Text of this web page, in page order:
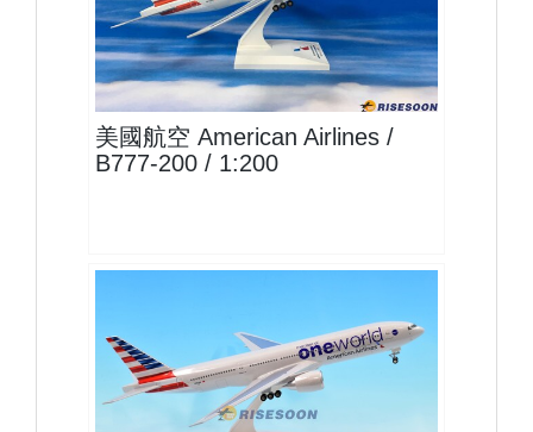
AAL20B772P02 $1900
查看
美國航空 American Airlines /
B777-200 / 1:200
AAL20B772P03